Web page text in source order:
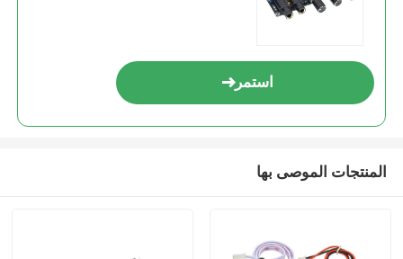
استمر
المنتجات الموصى بها